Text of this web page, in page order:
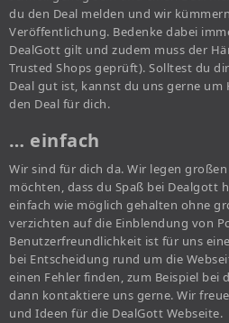
du den Deal melden und wir
Veröffentlichung. Bedenke dabei
DealGott gilt und zudem muss der
Trusted Shops geprüft). Solltest du
Deal gut ist, kannst du uns gerne
den Deal für dich.
… einfach
Wir sind für dich da. Wir legen
möchten, dass du Spaß bei Dealgott
einfach wie möglich gehalten ohne
verzichten auf die Einblendung von
Benutzerfreundlichkeit ist für uns
bei Entscheidung rund um die
einen Fehler finden, zum Beispiel bei
dann kontaktiere uns gerne. Wir
und Ideen für die DealGott Webseite.